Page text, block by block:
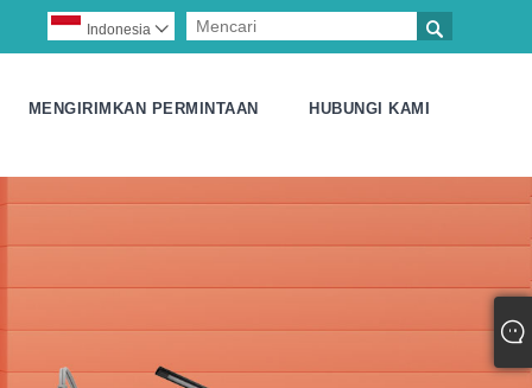

Indonesia 
MENGIRIMKAN PERMINTAAN HUBUNGI KAMI